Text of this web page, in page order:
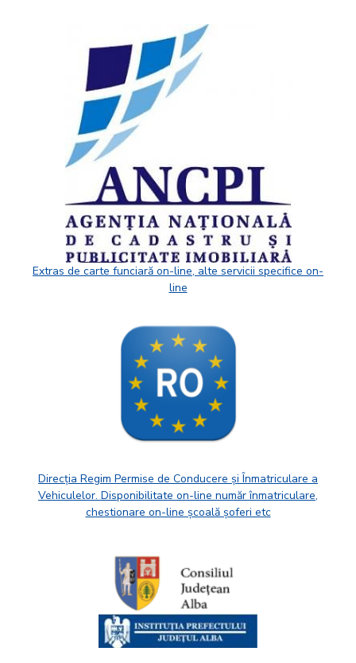
Extras de carte funciară on-line, alte servicii specifice on-
line
Direcția Regim Permise de Conducere și Înmatriculare a
Vehiculelor. Disponibilitate on-line număr înmatriculare,
chestionare on-line școală șoferi etc